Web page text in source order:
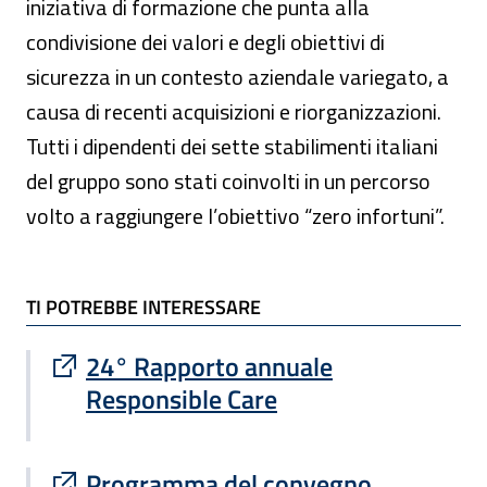
iniziativa di formazione che punta alla
condivisione dei valori e degli obiettivi di
sicurezza in un contesto aziendale variegato, a
causa di recenti acquisizioni e riorganizzazioni.
Tutti i dipendenti dei sette stabilimenti italiani
del gruppo sono stati coinvolti in un percorso
volto a raggiungere l’obiettivo “zero infortuni”.
TI POTREBBE INTERESSARE
TI POTREBBE INTERESSARE
24° Rapporto annuale
Responsible Care
Sito esterno : apre una nuova finestra